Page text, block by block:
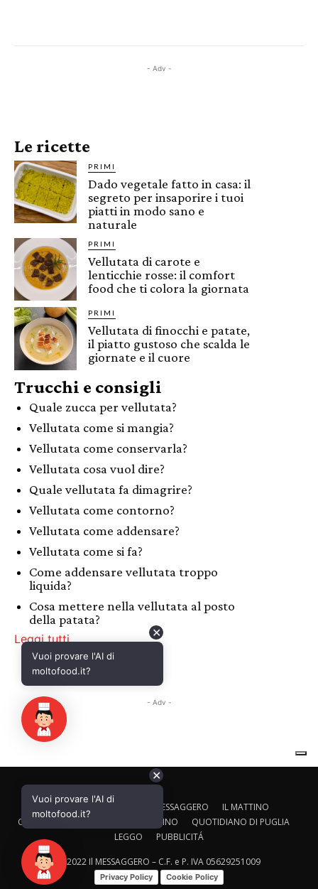
CALTAGIRONE EDITORE IL MESSAGGERO
IL MATTINO
CORRIERE ADRIATICO
IL GAZZETTINO
QUOTIDIANO DI PUGLIA
LEGGO
PUBBLICITÁ
© 2022 Il MESSAGGERO – C.F. e P. IVA 05629251009
Privacy Policy Cookie Policy
✕
Vuoi provare l'AI di
moltofood.it?